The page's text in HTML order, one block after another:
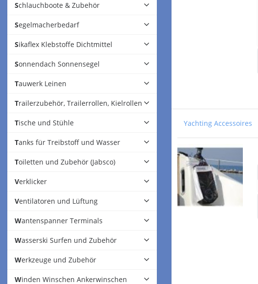
Schlauchboote & Zubehör
Segelmacherbedarf
Sikaflex Klebstoffe Dichtmittel
Sonnendach Sonnensegel
Tauwerk Leinen
Trailerzubehör, Trailerrollen, Kielrollen
Tische und Stühle
Tanks für Treibstoff und Wasser
Toiletten und Zubehör (Jabsco)
Verklicker
Ventilatoren und Lüftung
Wantenspanner Terminals
Wasserski Surfen und Zubehör
Werkzeuge und Zubehör
Winden Winschen Ankerwinschen
Yachting Accessoires